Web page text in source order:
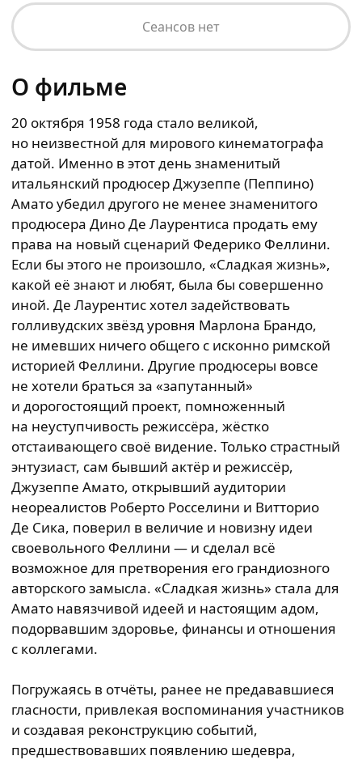
Сеансов нет
О фильме
20 октября 1958 года стало великой,
но неизвестной для мирового кинематографа
датой. Именно в этот день знаменитый
итальянский продюсер Джузеппе (Пеппино)
Амато убедил другого не менее знаменитого
продюсера Дино Де Лаурентиса продать ему
права на новый сценарий Федерико Феллини.
Если бы этого не произошло, «Сладкая жизнь»,
какой её знают и любят, была бы совершенно
иной. Де Лаурентис хотел задействовать
голливудских звёзд уровня Марлона Брандо,
не имевших ничего общего с исконно римской
историей Феллини. Другие продюсеры вовсе
не хотели браться за «запутанный»
и дорогостоящий проект, помноженный
на неуступчивость режиссёра, жёстко
отстаивающего своё видение. Только страстный
энтузиаст, сам бывший актёр и режиссёр,
Джузеппе Амато, открывший аудитории
неореалистов Роберто Росселини и Витторио
Де Сика, поверил в величие и новизну идеи
своевольного Феллини — и сделал всё
возможное для претворения его грандиозного
авторского замысла. «Сладкая жизнь» стала для
Амато навязчивой идеей и настоящим адом,
подорвавшим здоровье, финансы и отношения
с коллегами.
Погружаясь в отчёты, ранее не предававшиеся
гласности, привлекая воспоминания участников
и создавая реконструкцию событий,
предшествовавших появлению шедевра,